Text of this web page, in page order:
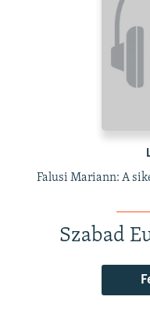
Falusi Mariann: A
Szabad